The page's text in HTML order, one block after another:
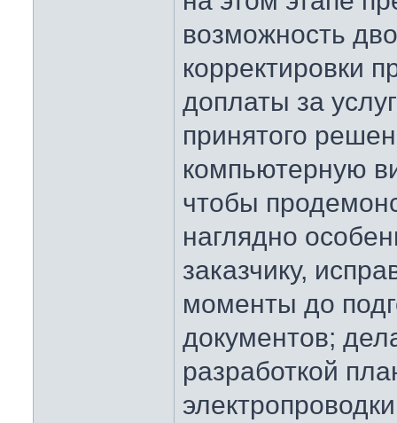
возможность
корректировки
доплаты за
принятого
компьютерную
чтобы
наглядно
заказчику,
моменты до
документов;
разработкой